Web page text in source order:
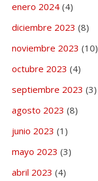
enero 2024 (4)
diciembre 2023 (8)
noviembre 2023 (10)
octubre 2023 (4)
septiembre 2023 (3)
agosto 2023 (8)
junio 2023 (1)
mayo 2023 (3)
abril 2023 (4)